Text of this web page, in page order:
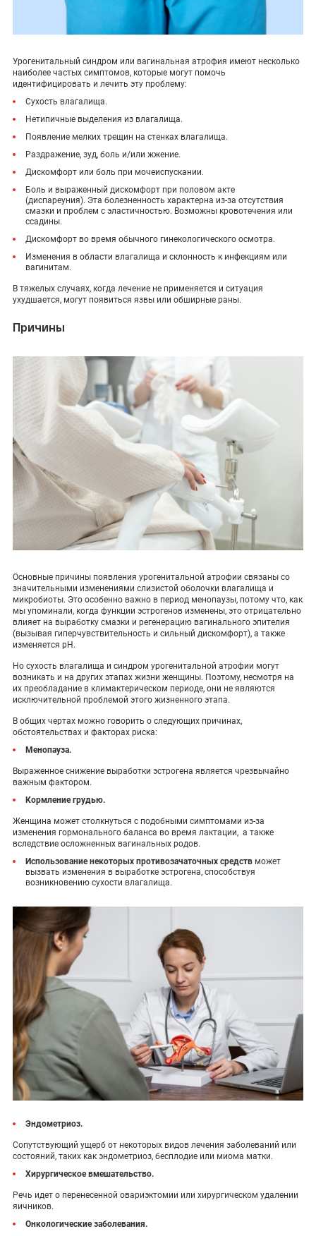
Урогенитальный синдром или вагинальная атрофия имеют несколько
наиболее частых симптомов, которые могут помочь
идентифицировать и лечить эту проблему:
Сухость влагалища.
Нетипичные выделения из влагалища.
Появление мелких трещин на стенках влагалища.
Раздражение, зуд, боль и/или жжение.
Дискомфорт или боль при мочеиспускании.
Боль и выраженный дискомфорт при половом акте
(диспареуния). Эта болезненность характерна из-за отсутствия
смазки и проблем с эластичностью. Возможны кровотечения или
ссадины.
Дискомфорт во время обычного гинекологического осмотра.
Изменения в области влагалища и склонность к инфекциям или
вагинитам.
В тяжелых случаях, когда лечение не применяется и ситуация
ухудшается, могут появиться язвы или обширные раны.
Причины
Основные причины появления урогенитальной атрофии связаны со
значительными изменениями слизистой оболочки влагалища и
микробиоты. Это особенно важно в период менопаузы, потому что, как
мы упоминали, когда функции эстрогенов изменены, это отрицательно
влияет на выработку смазки и регенерацию вагинального эпителия
(вызывая гиперчувствительность и сильный дискомфорт), а также
изменяется рН.
Но сухость влагалища и синдром урогенитальной атрофии могут
возникать и на других этапах жизни женщины. Поэтому, несмотря на
их преобладание в климактерическом периоде, они не являются
исключительной проблемой этого жизненного этапа.
В общих чертах можно говорить о следующих причинах,
обстоятельствах и факторах риска:
Менопауза.
Выраженное снижение выработки эстрогена является чрезвычайно
важным фактором.
Кормление грудью.
Женщина может столкнуться с подобными симптомами из-за
изменения гормонального баланса во время лактации, а также
вследствие осложненных вагинальных родов.
Использование некоторых противозачаточных средств может
вызвать изменения в выработке эстрогена, способствуя
возникновению сухости влагалища.
Эндометриоз.
Сопутствующий ущерб от некоторых видов лечения заболеваний или
состояний, таких как эндометриоз, бесплодие или миома матки.
Хирургическое вмешательство.
Речь идет о перенесенной овариэктомии или хирургическом удалении
яичников.
Онкологические заболевания.